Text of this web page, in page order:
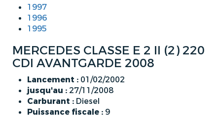
1997
1996
1995
MERCEDES CLASSE E 2 II (2) 220
CDI AVANTGARDE 2008
Lancement : 01/02/2002
jusqu'au : 27/11/2008
Carburant : Diesel
Puissance fiscale : 9